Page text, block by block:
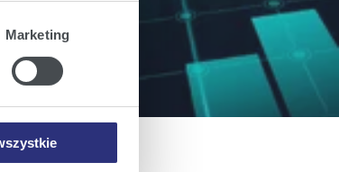
w Państwa
jednak
Marketing